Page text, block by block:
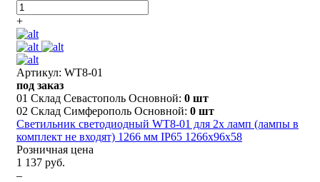
+
Артикул: WT8-01
под заказ
01 Склад Севастополь Основной: 0 шт
02 Склад Симферополь Основной: 0 шт
Светильник светодиодный WT8-01 для 2х ламп (лампы в
комплект не входят) 1266 мм IP65 1266x96x58
Розничная цена
1 137 руб.
–